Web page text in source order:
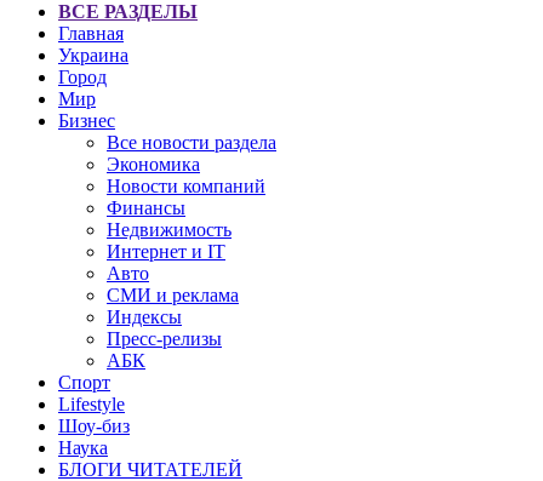
ВСЕ РАЗДЕЛЫ
Главная
Украина
Город
Мир
Бизнес
Все новости раздела
Экономика
Новости компаний
Финансы
Недвижимость
Интернет и IT
Авто
СМИ и реклама
Индексы
Пресс-релизы
АБК
Спорт
Lifestyle
Шоу-биз
Наука
БЛОГИ ЧИТАТЕЛЕЙ